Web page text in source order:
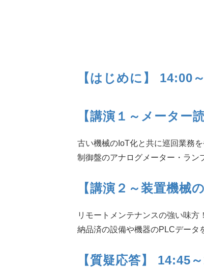
【はじめに】 14:00
【講演１～メータ
古い機械のIoT化と共に巡回業務を
制御盤のアナログメーター・ラン
【講演２～装置機械
リモートメンテナンスの強い味方
納品済の設備や機器のPLCデータ
【質疑応答】 14:45